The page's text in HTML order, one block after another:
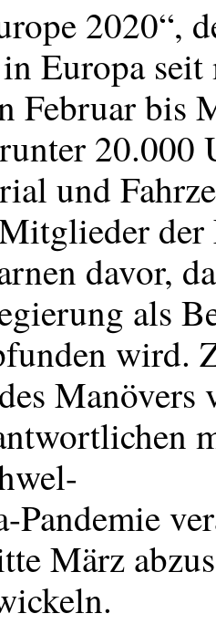
2020“,
Europa seit
Februar bis
20.000
und
der
davor,
als
wird.
Manövers
Pandemie
März